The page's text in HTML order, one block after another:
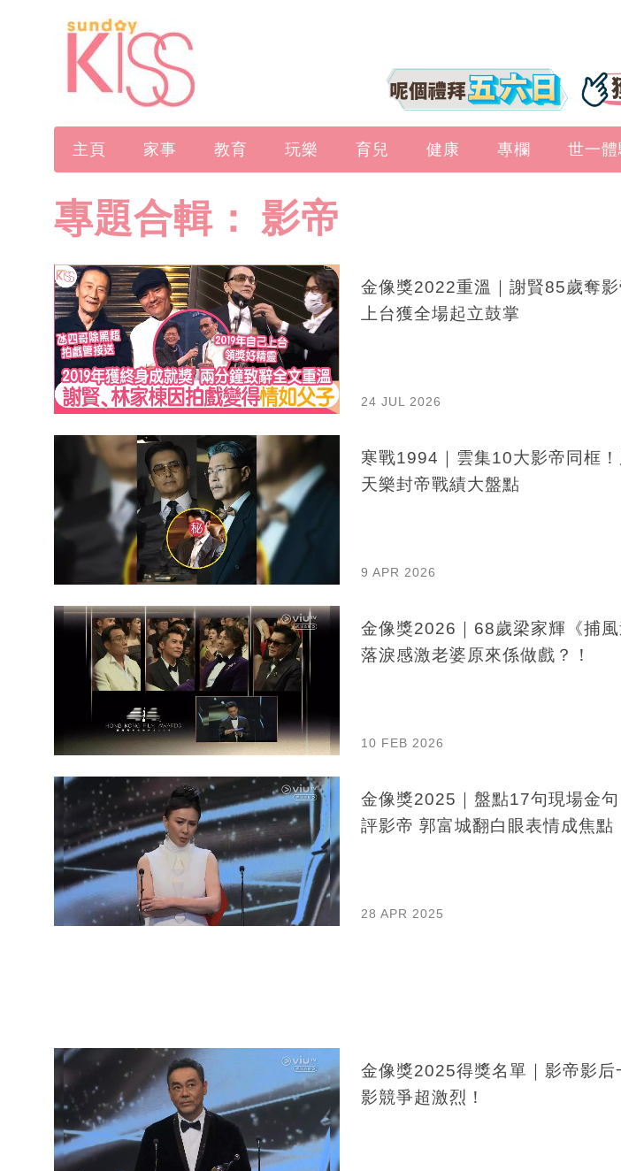
主頁 家事 教育 玩樂 育兒 健康 專欄 世一體
專題合輯： 影帝
金像獎2022重溫｜謝賢85歲奪
上台獲全場起立鼓掌
24 JUL 2026
寒戰1994｜雲集10大影帝同框
天樂封帝戰績大盤點
9 APR 2026
金像獎2026｜68歲梁家輝《捕
落淚感激老婆原來係做戲？！
10 FEB 2026
金像獎2025｜盤點17句現場金
評影帝 郭富城翻白眼表情成焦點
28 APR 2025
金像獎2025得獎名單｜影帝影后
影競爭超激烈！